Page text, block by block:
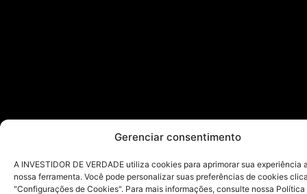
Gerenciar consentimento
A INVESTIDOR DE VERDADE utiliza cookies para aprimorar sua experiência
nossa ferramenta. Você pode personalizar suas preferências de cookies
"Configurações de Cookies". Para mais informações, consulte nossa Política